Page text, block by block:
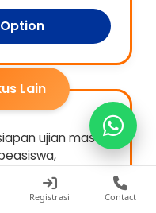
Registrasi Contact
Lain
ujian masuk
dan
lainnya.
9993
3474